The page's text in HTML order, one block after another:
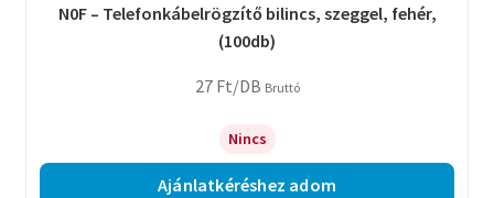
N0F – Telefonkábelrögzítő bilincs, szeggel, fehér,
(100db)
27 Ft/DB Bruttó
Nincs
Ajánlatkéréshez adom